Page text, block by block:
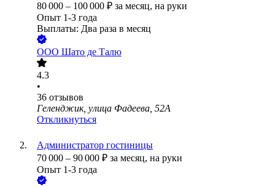
80 000 – 100 000 ₽ за месяц, на руки
Опыт 1-3 года
Выплаты: Два раза в месяц
ООО Шато де Талю
4.3
•
36 отзывов
Геленджик, улица Фадеева, 52А
Откликнуться
Администратор гостиницы
70 000 – 90 000 ₽ за месяц, на руки
Опыт 1-3 года